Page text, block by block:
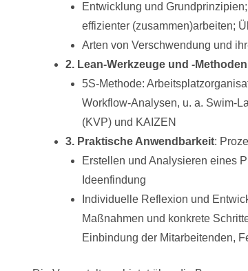
Entwicklung und
effizienter (zusammen)arbeiten;
Arten von Verschwendung und
2. Lean-Werkzeuge und -
5S-Methode:
Workflow-Analysen, u. a. Swim-
(KVP) und KAIZEN
3. Praktische Anwendbarkeit:
Erstellen und Analysieren eines
Ideenfindung
Individuelle Reflexion und
Maßnahmen und konkrete
Einbindung der Mitarbeitenden,